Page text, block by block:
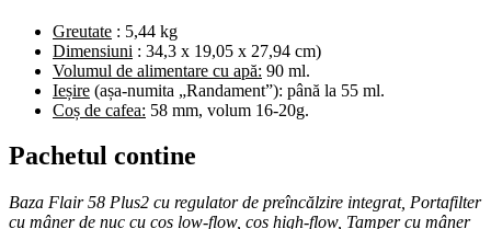
Greutate : 5,44 kg
Dimensiuni : 34,3 x 19,05 x 27,94 cm)
Volumul de alimentare cu apă: 90 ml.
Ieșire (așa-numita „Randament”): până la 55 ml.
Coș de cafea: 58 mm, volum 16-20g.
Pachetul contine
Baza Flair 58 Plus2 cu regulator de preîncălzire integrat, Portafilter
cu mâner de nuc cu coș low-flow, coș high-flow, Tamper cu mâner